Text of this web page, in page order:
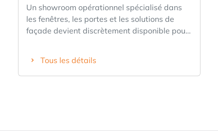
Un showroom opérationnel spécialisé dans
les fenêtres, les portes et les solutions de
façade devient discrètement disponible pour
reconnaissable et convient parfaitement aux
entrepreneurs qui souhaitent gérer une
Tous les détails